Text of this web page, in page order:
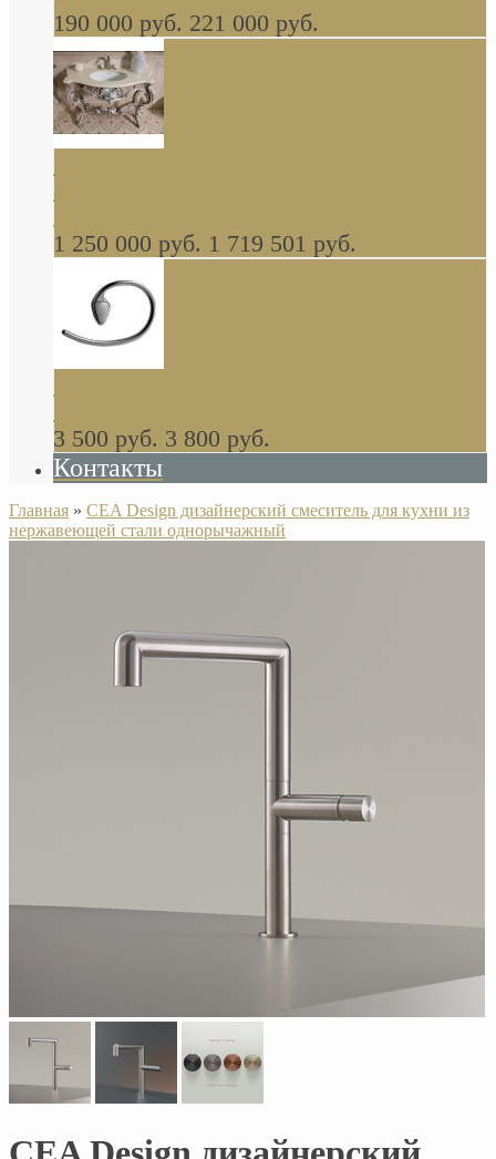
190 000 руб. 221 000 руб.
стиле барокко, из массива дерева, светло
коричневый матовый окрас + серебро
1 250 000 руб. 1 719 501 руб.
Khala Colombo аксессуары (серия) В
НАЛИЧИИ
3 500 руб. 3 800 руб.
Контакты
Главная » CEA Design дизайнерский смеситель для кухни из
нержавеющей стали однорычажный